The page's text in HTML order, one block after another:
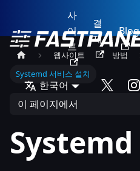
사
이
트
결
제
Blog
한국어
웹사이트 방법
Systemd 서비스 설치
이 페이지에서
Systemd